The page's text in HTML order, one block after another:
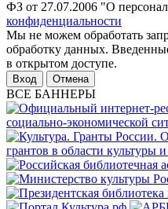
ФЗ от 27.07.2006 "О
конфиденциальности
Мы не можем обработать
обработку данных.
в открытом доступе.
Отмена
ВСЕ БАННЕРЫ